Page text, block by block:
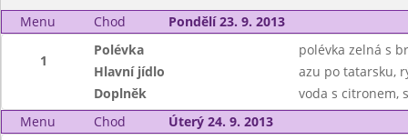
Menu Chod Pondělí 23. 9. 2013
1
Polévka
polévka zelná s
Hlavní jídlo
azu po tatarsku,
Doplněk
voda s citronem,
Menu
Chod Úterý 24. 9. 2013